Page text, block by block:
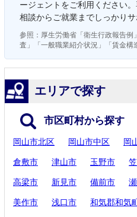
ージェントをご利用ください
相談からご就業までしっかりサ
参照：厚生労働省「衛生行政報告例
査」「一般職業紹介状況」「賃金構
エリアで探す
市区町村から探す
岡山市北区 岡山市中区 岡
倉敷市 津山市 玉野市
高梁市 新見市 備前市
美作市 浅口市 和気郡和気